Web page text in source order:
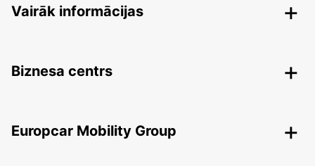
Vairāk informācijas
Biznesa centrs
Europcar Mobility Group